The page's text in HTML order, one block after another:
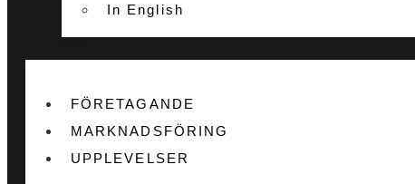
In English
FÖRETAGANDE
MARKNADSFÖRING
UPPLEVELSER